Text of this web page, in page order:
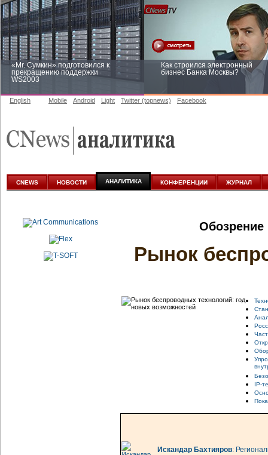
«Mr. Сумкин» подготовился к
прекращению поддержки
WS2003
Как строился электронный
бизнес Банка Москвы?
аналитике
English Mobile Android Light Twitter (topnews) Facebook
CNEWS НОВОСТИ АНАЛИТИКА КОНФЕРЕНЦИИ ЖУРНАЛ
Обозрение
Рынок
IP-
Искандар Бахтияров: